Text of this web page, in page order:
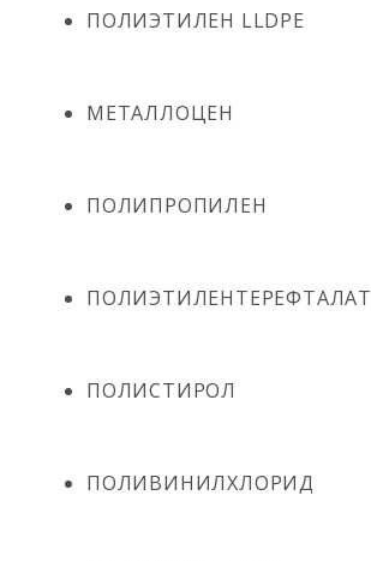
ПОЛИЭТИЛЕН LLDPE
МЕТАЛЛОЦЕН
ПОЛИПРОПИЛЕН
ПОЛИЭТИЛЕНТЕРЕФТАЛАТ
ПОЛИСТИРОЛ
ПОЛИВИНИЛХЛОРИД